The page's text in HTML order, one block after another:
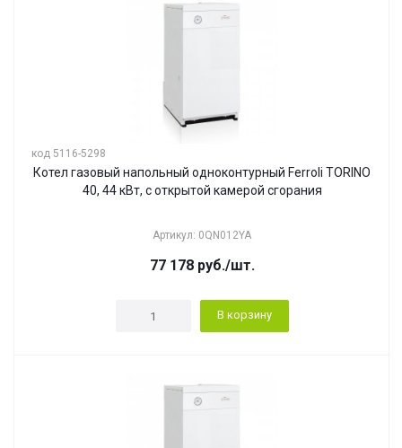
код 5116-5298
Котел газовый напольный одноконтурный Ferroli TORINO
40, 44 кВт, с открытой камерой сгорания
Артикул: 0QN012YA
77 178руб./шт.
В корзину